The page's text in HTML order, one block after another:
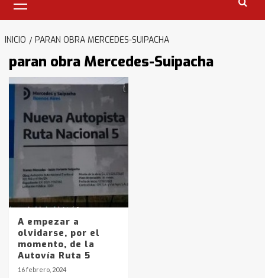
primario
INICIO PARAN OBRA MERCEDES-SUIPACHA
paran obra Mercedes-Suipacha
A empezar a
olvidarse, por el
momento, de la
Autovía Ruta 5
16 febrero, 2024
Identidad de los adolescentes
pampeanos que fueron
protagonistas del fatal accidente
en la mañana del lunes
4
Accidente en Ruta 5: falleció un
5
Los precios de los combustibles en
La Pampa, desde YPF hasta Axion